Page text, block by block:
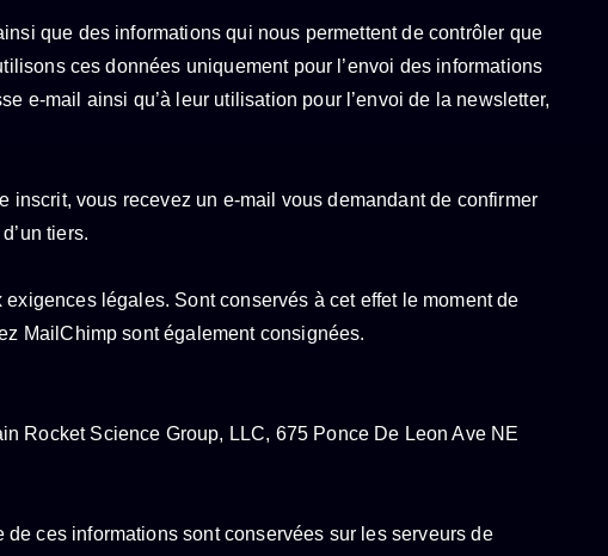
que des informations qui nous permettent de contrôler que
ces données uniquement pour l’envoi des informations
e-mail ainsi qu’à leur utilisation pour l’envoi de la newsletter,
inscrit, vous recevez un e-mail vous demandant de confirmer
tiers.
légales. Sont conservés à cet effet le moment de
MailChimp sont également consignées.
Rocket Science Group, LLC, 675 Ponce De Leon Ave NE
ces informations sont conservées sur les serveurs de